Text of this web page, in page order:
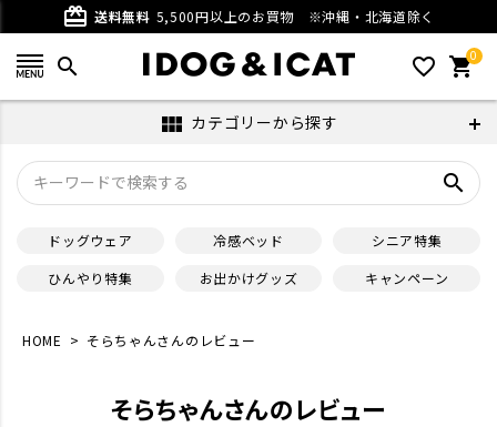
card_giftcard 送料無料 5,500円以上のお買物 ※沖縄・北海道除く
search favorite_outline 0
shopping_cart
view_module カテゴリーから探す
search
ドッグウェア 冷感ベッド
シニア特集
ひんやり特集
お出かけグッズ キャンペーン
HOME そらちゃんさんのレビュー
そらちゃんさんのレビュー